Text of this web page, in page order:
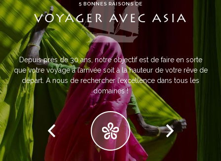
5 BONNES RAISONS DE
VOYAGER AVEC ASIA
Depuis près de 30 ans, notre objectif est de faire en sorte
que votre voyage à l’arrivée soit à la hauteur de votre rêve de
départ. A nous de rechercher l’excellence dans tous les
domaines !